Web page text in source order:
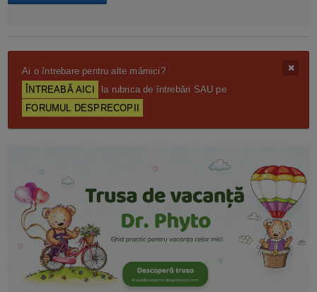
Ai o întrebare pentru alte mămici?
ÎNTREABĂ AICI
la rubrica de întrebări SAU pe
FORUMUL DESPRECOPII